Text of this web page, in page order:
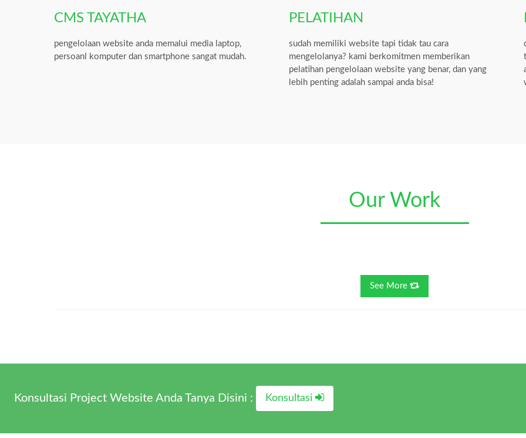
CMS TAYATHA
pengelolaan website anda memalui media laptop,
persoanl komputer dan smartphone sangat mudah.
PELATIHAN
sudah memiliki website tapi tidak tau cara
mengelolanya? kami berkomitmen memberikan
pelatihan pengelolaan website yang benar, dan yang
lebih penting adalah sampai anda bisa!
Our Work
See More
Konsultasi Project Website Anda Tanya Disini : Konsultasi